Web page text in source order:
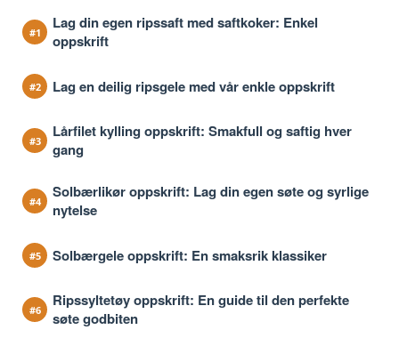
Lag din egen ripssaft med saftkoker: Enkel
oppskrift
Lag en deilig ripsgele med vår enkle oppskrift
Lårfilet kylling oppskrift: Smakfull og saftig hver
gang
Solbærlikør oppskrift: Lag din egen søte og syrlige
nytelse
Solbærgele oppskrift: En smaksrik klassiker
Ripssyltetøy oppskrift: En guide til den perfekte
søte godbiten